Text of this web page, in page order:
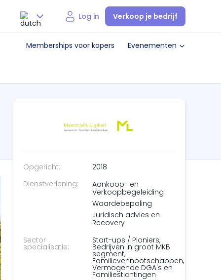
Nederlands
Log in Verkoop je bedrijf
Memberships voor kopers Evenementen
Opgericht:
2018
Dienstverlening:
Aankoop- en
Verkoopbegeleiding
Waardebepaling
Juridisch advies en
Recovery
Sector
specialisatie:
Start-ups / Pioniers,
Bedrijven in groot MKB
segment,
Familievennootschappen,
Vermogende DGA's en
Familiestichtingen